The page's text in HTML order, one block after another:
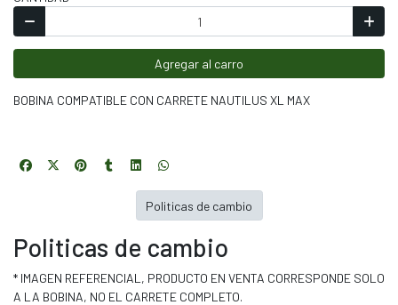
Agregar al carro
BOBINA COMPATIBLE CON CARRETE NAUTILUS XL MAX
Politicas de cambio
* IMAGEN REFERENCIAL, PRODUCTO EN VENTA CORRESPONDE SOLO
A LA BOBINA, NO EL CARRETE COMPLETO.
Politicas de cambio